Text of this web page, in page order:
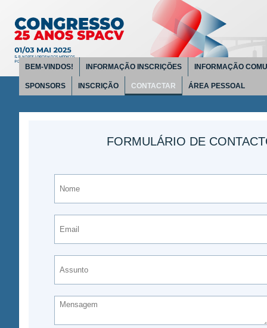
BEM-VINDOS! INFORMAÇÃO INSCRIÇÕES INFORMAÇÃO
SPONSORS INSCRIÇÃO CONTACTAR ÁREA PESSOAL
FORMULÁRIO DE